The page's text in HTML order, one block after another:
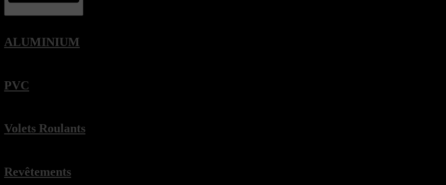
ALUMINIUM
PVC
Volets Roulants
Revêtements